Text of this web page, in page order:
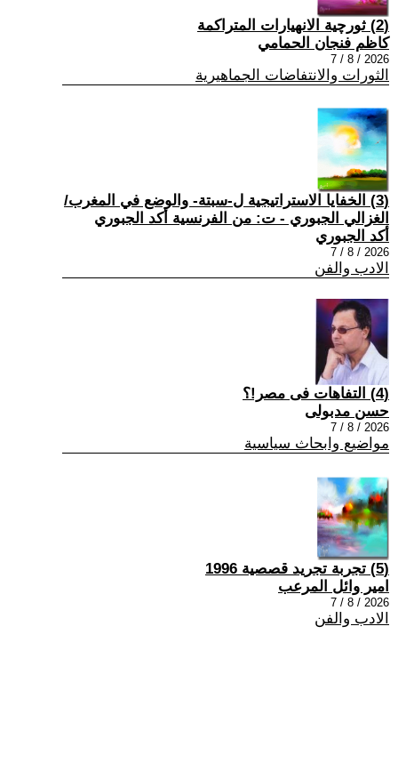
(2) ثورچية الانهيارات المتراكمة
كاظم فنجان الحمامي
2026 / 8 / 7
الثورات والانتفاضات الجماهيرية
(3) الخفايا الاستراتيجية ل-سبتة- والوضع في المغرب/
الغزالي الجبوري - ت: من الفرنسية أكد الجبوري
أكد الجبوري
2026 / 8 / 7
الادب والفن
(4) التفاهات فى مصر!؟
حسن مدبولى
2026 / 8 / 7
مواضيع وابحاث سياسية
(5) تجربة تجريد قصصية 1996
امير وائل المرعب
2026 / 8 / 7
الادب والفن